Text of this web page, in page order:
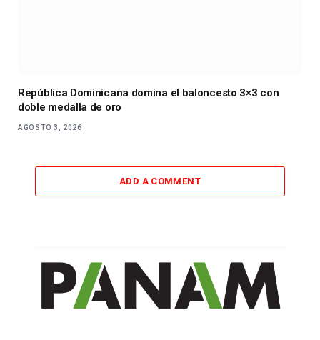
República Dominicana domina el baloncesto 3×3 con
doble medalla de oro
AGOSTO 3, 2026
ADD A COMMENT